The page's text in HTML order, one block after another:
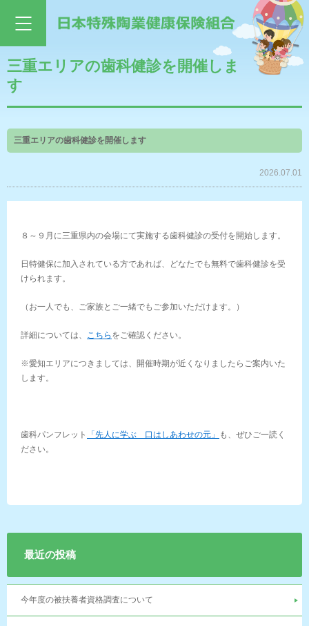
三重エリアの歯科健診を開催しま
す
三重エリアの歯科健診を開催します
2026.07.01
８～ ９月に三重県内の会場にて実施する歯科健診の受付を開始します。
日特健保に加入されている方であれば、どなたでも無料で歯科健診を受
けられます。
（お一人でも、ご家族とご一緒でもご参加いただけます。）
詳細については、 こちら をご確認ください。
※愛知エリアにつきましては、開催時期が近くなりましたらご案内いた
します。
歯科パンフレット 「先人に学ぶ 口はしあわせの元」
も、ぜひご一読く
ださい。
最近の投稿
今年度の被扶養者資格調査について